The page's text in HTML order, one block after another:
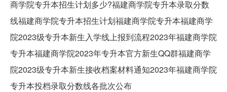
商学院专升本招生计划多少?福建商学院专升本录取分数
线福建商学院专升本招生计划福建商学院专升本福建商学
院2023级专升本新生入学线上报到流程2023年福建商学院
专升本福建商学院2023年专升本官方新生QQ群福建商学
院2023级专升本新生接收档案材料通知2023年福建商学院
专升本投档录取分数线各批次公布